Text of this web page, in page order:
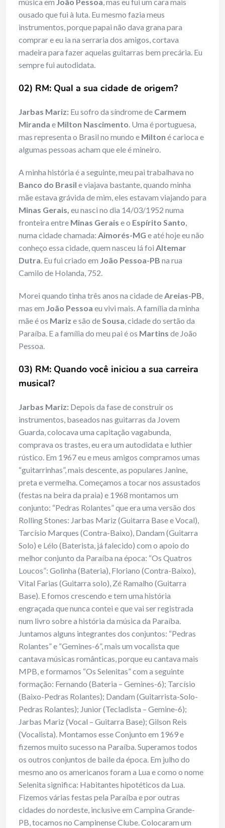
ousado que fui à luta. Eu mesmo fazia meus
instrumentos, porque papai não dava grana para
comprar e eu ia na serraria dos amigos, cortava
madeira para fazer aquelas guitarras bem precária. Eu
sempre fui autodidata.
02) RM: Qual a sua cidade de origem?
Jarbas Mariz: Eu sofro da síndrome de Carmem
Miranda e Milton Nascimento. Uma é portuguesa,
mas representa o Brasil no mundo e Milton é carioca e
algumas pessoas acham que ele é mineiro.
A minha história é a seguinte, meu pai trabalhava no
Banco do Brasil e viajava bastante, quando minha
mãe estava grávida de mim, eles estavam viajando para
Minas Gerais, eu nasci no dia 14/03/1952 numa
fronteira entre Minas Gerais e o Espírito Santo,
numa cidade chamada: Aimorés-MG e até hoje eu não
conheço essa cidade, quem nasceu lá foi Altemar
Dutra. Eu fui criado em João Pessoa-PB na rua
Camilo de Holanda, 752.
Morei quando tinha três anos na cidade deAreias-PB,
mas em João Pessoa eu vivi mais. A família da minha
mãe é os Mariz e são deSousa, cidade do sertão da
Paraíba. E a família do meu pai é os Martins de João
Pessoa.
03) RM: Quando você iniciou a sua carreira
musical?
Jarbas Mariz: Depois da fase de construir os
instrumentos, baseados nas guitarras da Jovem
Guarda, colocava uma capitação vagabunda,
comprava os trastes, eu era um autodidata e luthier
rústico. Em 1967 eu e meus amigos compramos umas
“guitarrinhas”, mais descente, as populares Janine,
preta e vermelha. Começamos a tocar nos assustados
(festas na beira da praia) e 1968 montamos um
conjunto: “Pedras Rolantes” que era uma versão dos
Rolling Stones: Jarbas Mariz (Guitarra Base e Vocal),
Tarcísio Marques (Contra-Baixo), Dandam (Guitarra
Solo) e Lélo (Baterista, já falecido) com o apoio do
melhor conjunto da Paraíba na época: “Os Quatros
Loucos”: Golinha (Bateria), Floriano (Contra-Baixo),
Vital Farias (Guitarra solo), Zé Ramalho (Guitarra
Base). E fomos crescendo e tem uma história
engraçada que nunca contei e que vai ser registrada
num livro sobre a história da música da Paraíba.
Juntamos alguns integrantes dos conjuntos: “Pedras
Rolantes” e “Gemines-6”, mais um vocalista que
cantava músicas românticas, porque eu cantava mais
MPB, e formamos “Os Selenitas” com a seguinte
formação: Fernando (Bateria – Gemines-6); Tarcísio
(Baixo-Pedras Rolantes); Dandam (Guitarrista-Solo-
Pedras Rolantes); Junior (Tecladista – Gemine-6);
Jarbas Mariz (Vocal – Guitarra Base); Gilson Reis
(Vocalista). Montamos esse Conjunto em 1969 e
fizemos muito sucesso na Paraíba. Superamos todos
os outros conjuntos de baile da época. Em julho do
mesmo ano os americanos foram a Lua e como o nome
Selenita significa: Habitantes hipotéticos da Lua.
Fizemos várias festas pela Paraíba e por outras
cidades do nordeste, inclusive em Campina Grande-
PB, tocamos no Campinense Clube. Colocaram um